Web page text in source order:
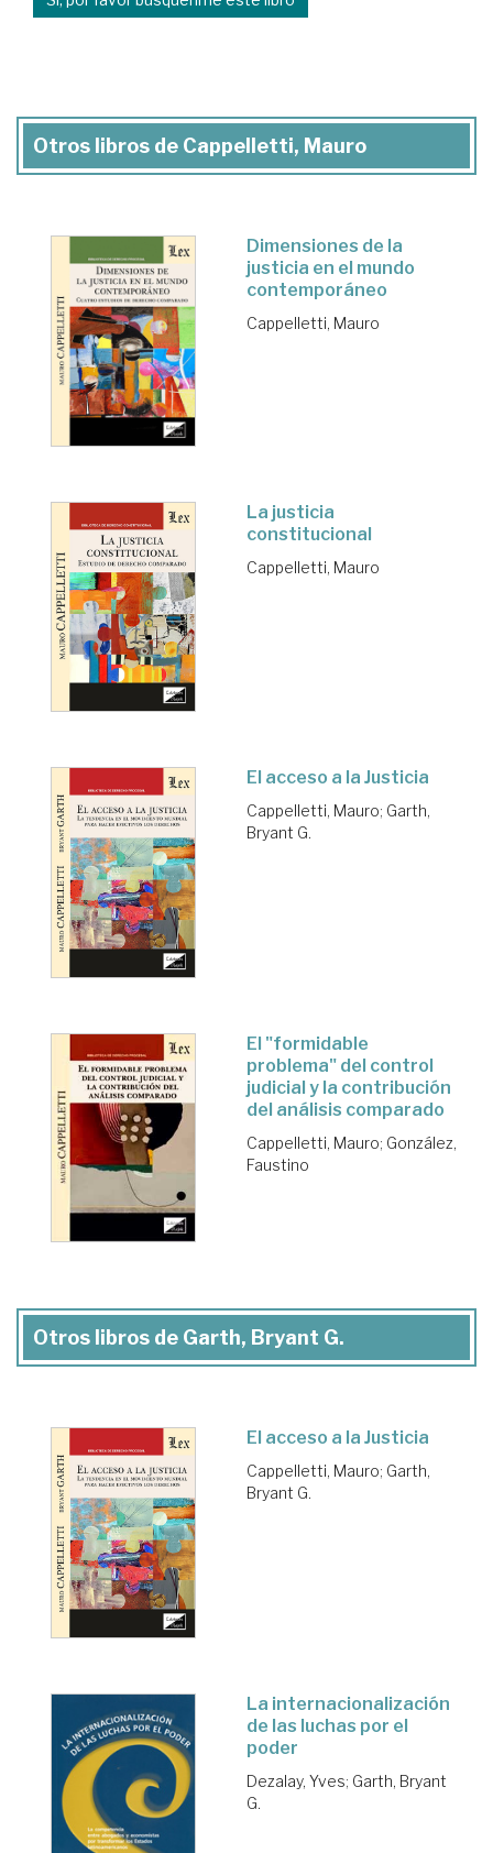
Otros libros de Cappelletti, Mauro
Dimensiones de la
justicia en el mundo
contemporáneo
Cappelletti, Mauro
La justicia
constitucional
Cappelletti, Mauro
El acceso a la Justicia
Cappelletti, Mauro; Garth,
Bryant G.
El "formidable
problema" del control
judicial y la contribución
del análisis comparado
Cappelletti, Mauro; González,
Faustino
Otros libros de Garth, Bryant G.
El acceso a la Justicia
Cappelletti, Mauro; Garth,
Bryant G.
La internacionalización
de las luchas por el
poder
Dezalay, Yves; Garth, Bryant
G.